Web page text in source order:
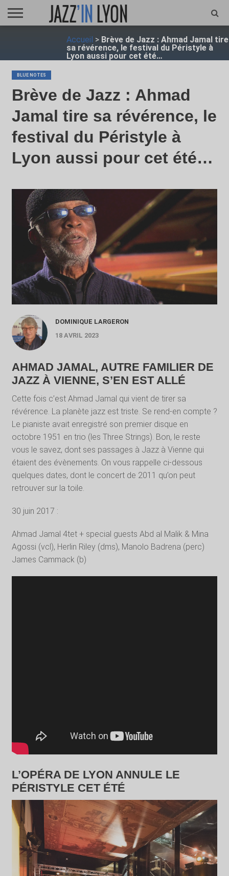
Accueil > Brève de Jazz : Ahmad Jamal tire
sa révérence, le festival du Péristyle à
Lyon aussi pour cet été…
BLUE NOTES
Brève de Jazz : Ahmad
Jamal tire sa révérence, le
festival du Péristyle à
Lyon aussi pour cet été…
DOMINIQUE LARGERON
18 AVRIL 2023
AHMAD JAMAL, AUTRE FAMILIER DE
JAZZ À VIENNE, S’EN EST ALLÉ
Cette fois c’est Ahmad Jamal qui vient de tirer sa
révérence. La planète jazz est triste. Se rend-en compte ?
Le pianiste avait enregistré son premier disque en
octobre 1951 en trio (les Three Strings). Bon, le reste
vous le savez, dont ses passages à Jazz à Vienne qui
étaient des évènements. On vous rappelle ci-dessous
quelques dates, dont le concert de 2011 qu’on peut
retrouver sur la toile.
30 juin 2017 :
Ahmad Jamal 4tet + special guests Abd al Malik & Mina
Agossi (vcl), Herlin Riley (dms), Manolo Badrena (perc)
James Cammack (b)
L’OPÉRA DE LYON ANNULE LE
PÉRISTYLE CET ÉTÉ